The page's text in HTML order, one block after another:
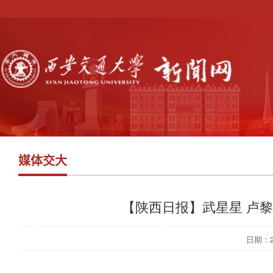
媒体交大
【陕西日报】武星星 卢
日期：